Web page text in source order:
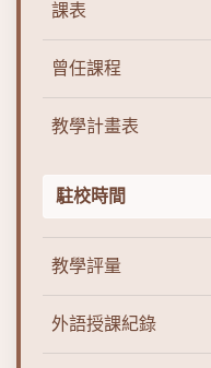
課表
曾任課程
教學計畫表
駐校時間
教學評量
外語授課紀錄